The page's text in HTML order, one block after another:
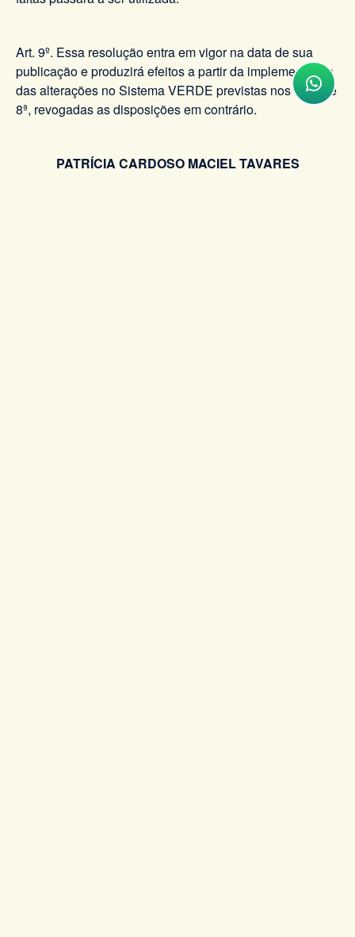
Art. 9º. Essa resolução entra em vigor na data de sua
publicação e produzirá efeitos a partir da implementação
das alterações no Sistema VERDE previstas nos art. 7º e
8ª, revogadas as disposições em contrário.
PATRÍCIA CARDOSO MACIEL TAVARES